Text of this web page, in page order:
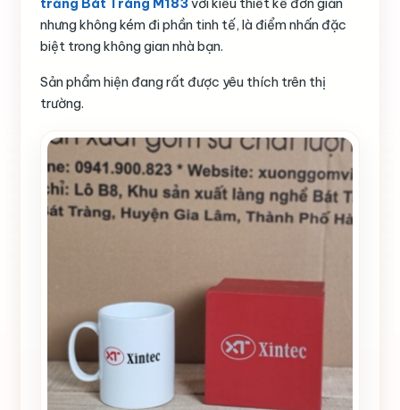
nhưng không kém đi phần tinh tế, là điểm nhấn đặc
biệt trong không gian nhà bạn.
Sản phẩm hiện đang rất được yêu thích trên thị
trường.